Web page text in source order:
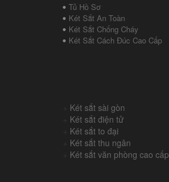
Tủ Hồ Sơ
Két Sắt An Toàn
Két Sắt Chống Cháy
Két Sắt Cách Đúc Cao Cấp
Két sắt sài gòn
Két sắt điện tử
Két sắt to đại
Két sắt thu ngân
Két sắt văn phòng cao cấp